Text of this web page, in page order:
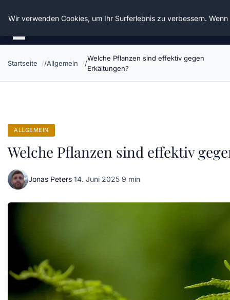
Die Schnitter
Startseite Allgemein
Welche Pflanzen sind effektiv gegen
Erkältungen?
ALLGEMEIN
Welche Pflanzen sind effektiv
Jonas Peters·14. Juni 2025·9 min
Wir verwenden Cookies, um Ihr Surferlebnis zu verbessern.